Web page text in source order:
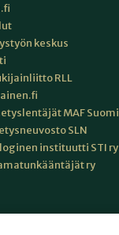
keskus
RLL
MAF Suomi
SLN
instituutti STI ry
ry